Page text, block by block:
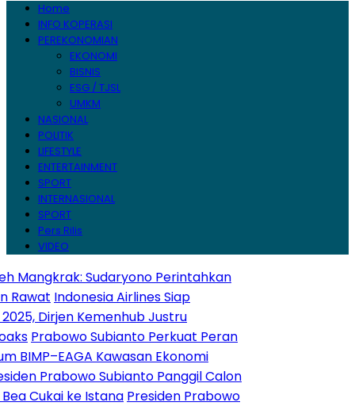
Home
INFO KOPERASI
PEREKONOMIAN
EKONOMI
BISNIS
ESG / TJSL
UMKM
NASIONAL
POLITIK
LIFESTYLE
ENTERTAINMENT
SPORT
INTERNASIONAL
SPORT
Pers Rilis
VIDEO
Sudaryono Perintahkan
Indonesia Airlines Siap
Kemenhub Justru
Subianto Perkuat Peran
Kawasan Ekonomi
Subianto Panggil Calon
ke IstanaPresiden Prabowo